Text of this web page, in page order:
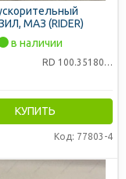
МАЗ (RIDER)
в наличии
RD 100.3518010
КУПИТЬ
Код: 77803-4